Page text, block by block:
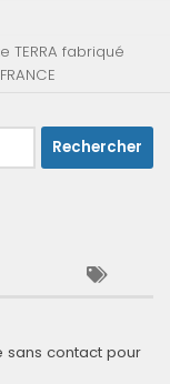
TERRA fabriqué
sans contact pour